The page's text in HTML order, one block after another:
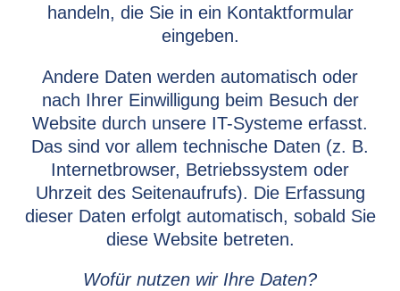
handeln, die Sie in ein Kontaktformular
eingeben.
Andere Daten werden automatisch oder
nach Ihrer Einwilligung beim Besuch der
Website durch unsere IT-Systeme erfasst.
Das sind vor allem technische Daten (z. B.
Internetbrowser, Betriebssystem oder
Uhrzeit des Seitenaufrufs). Die Erfassung
dieser Daten erfolgt automatisch, sobald Sie
diese Website betreten.
Wofür nutzen wir Ihre Daten?